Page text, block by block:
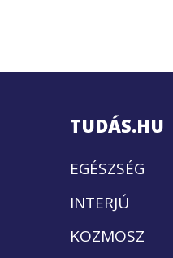
TUDÁS.HU
EGÉSZSÉG
INTERJÚ
KOZMOSZ